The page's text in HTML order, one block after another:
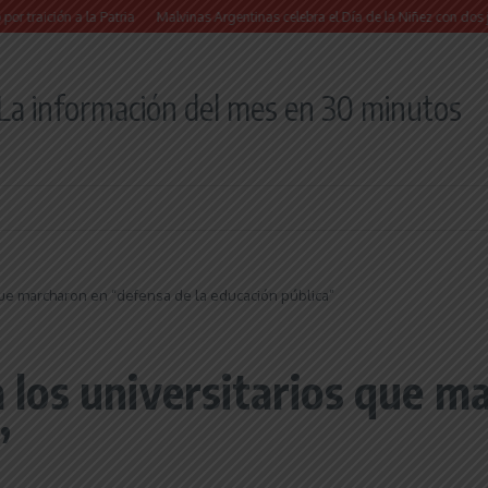
a la Patria Malvinas Argentinas celebra el Día de la Niñez con dos
información del mes en 30 minutos
marcharon en “defensa de la educación pública”
los universitarios que